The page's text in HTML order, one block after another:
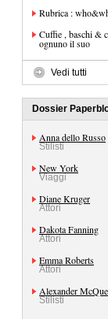
Rubrica :
Cuffie , baschi &
ognuno il suo
Vedi tutti
Dossier
Anna dello Russo
Stilisti
New York
Viaggi
Diane Kruger
Attori
Dakota Fanning
Attori
Emma Roberts
Attori
Alexander
Stilisti